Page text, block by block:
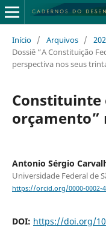
Início / Arquivos /
Dossiê “A Constituição
perspectiva nos seus
Constituinte
orçamento”
Antonio Sérgio
Universidade Federal de
https://orcid.org/0000-0002-
DOI: https://doi.org/